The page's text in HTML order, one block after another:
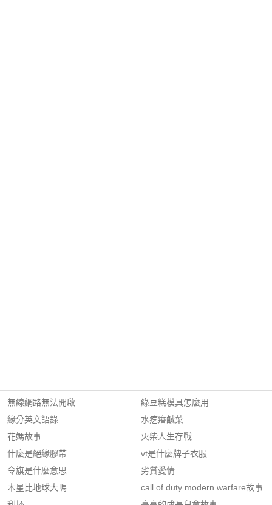
無線網路無法開啟
緣分英文語錄
花媽故事
什麼是絕緣膠帶
令旗是什麼意思
木星比地球大嗎
綠豆糕模具怎麼用
水疙瘩鹹菜
火柴人生存戰
vt是什麼牌子衣服
劣質愛情
call of duty modern warfare故事